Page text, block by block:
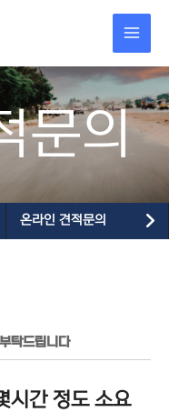
문의
온라인 견적문의
탁드립니다
시간 정도 소요